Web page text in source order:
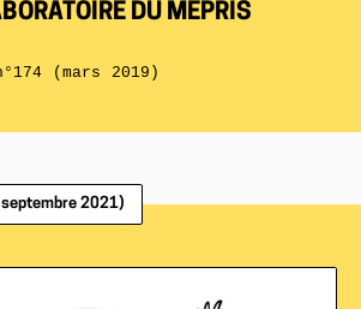
DU MÉPRIS
(mars 2019)
2021)